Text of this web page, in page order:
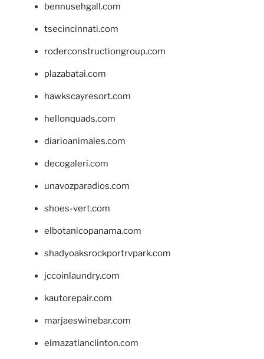
bennusehgall.com
tsecincinnati.com
roderconstructiongroup.com
plazabatai.com
hawkscayresort.com
hellonquads.com
diarioanimales.com
decogaleri.com
unavozparadios.com
shoes-vert.com
elbotanicopanama.com
shadyoaksrockportrvpark.com
jccoinlaundry.com
kautorepair.com
marjaeswinebar.com
elmazatlanclinton.com